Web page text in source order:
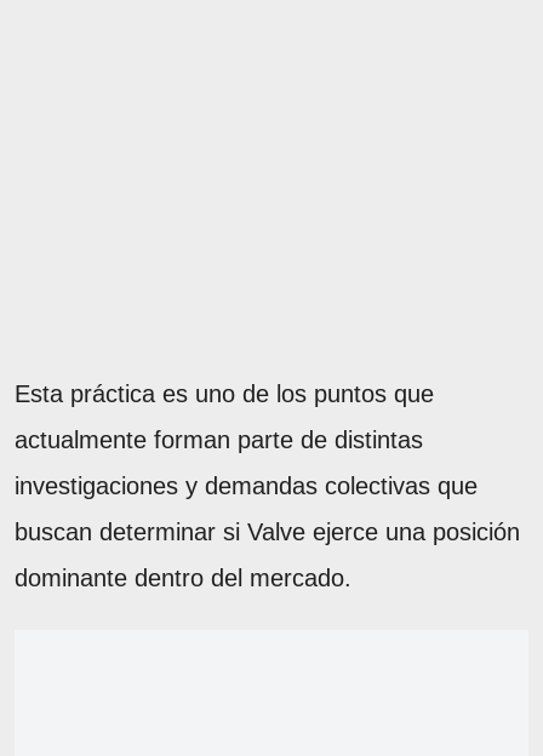
Esta práctica es uno de los puntos que
actualmente forman parte de distintas
investigaciones y demandas colectivas que
buscan determinar si Valve ejerce una posición
dominante dentro del mercado.